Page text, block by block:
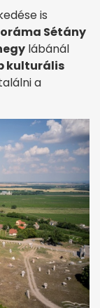
is
Sétány
lábánál
kulturális
a